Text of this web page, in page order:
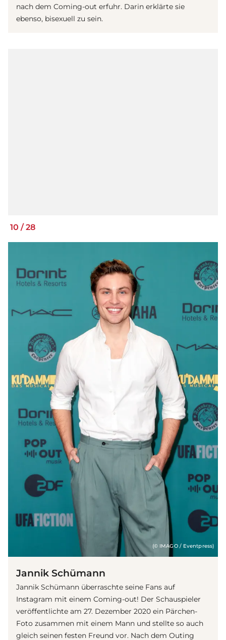
nach dem Coming-out erfuhr. Darin erklärte sie
ebenso, bisexuell zu sein.
10 /28
(© IMAGO / Eventpress)
Jannik Schümann
Jannik Schümann überraschte seine Fans auf
Instagram mit einem Coming-out! Der Schauspieler
veröffentlichte am 27. Dezember 2020 ein Pärchen-
Foto zusammen mit einem Mann und stellte so auch
gleich seinen festen Freund vor. Nach dem Outing